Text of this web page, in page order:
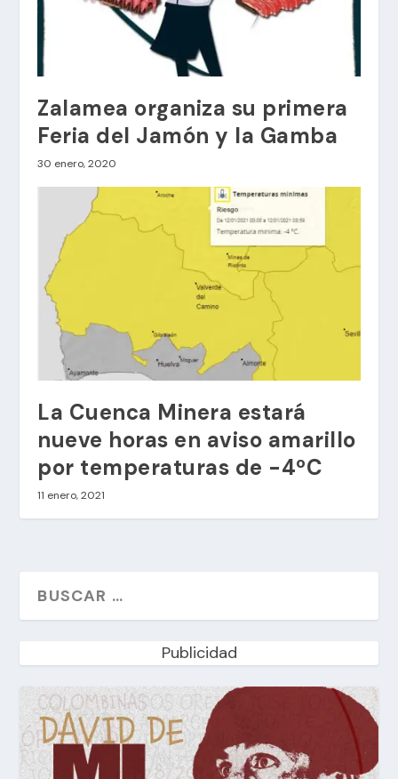
Zalamea organiza su primera
Feria del Jamón y la Gamba
30 enero, 2020
La Cuenca Minera estará
nueve horas en aviso amarillo
por temperaturas de -4ºC
11 enero, 2021
Publicidad